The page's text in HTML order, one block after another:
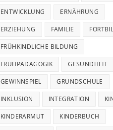
ENTWICKLUNG ERNÄHRUNG
ERZIEHUNG FAMILIE
FRÜHKINDLICHE BILDUNG
FRÜHPÄDAGOGIK GESUNDHEIT
GEWINNSPIEL GRUNDSCHULE
INKLUSION INTEGRATION
KINDERARMUT KINDERBUCH